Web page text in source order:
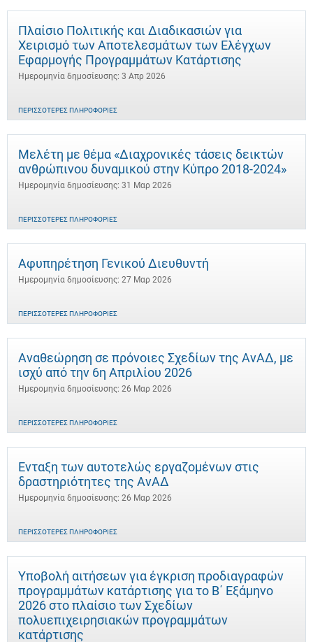
Πλαίσιο Πολιτικής και Διαδικασιών για
Χειρισμό των Αποτελεσμάτων των Ελέγχων
Εφαρμογής Προγραμμάτων Κατάρτισης
Ημερομηνία δημοσίευσης: 3 Απρ 2026
ΠΕΡΙΣΣΌΤΕΡΕΣ ΠΛΗΡΟΦΟΡΊΕΣ
Μελέτη με θέμα «Διαχρονικές τάσεις δεικτών
ανθρώπινου δυναμικού στην Κύπρο 2018-2024»
Ημερομηνία δημοσίευσης: 31 Μαρ 2026
ΠΕΡΙΣΣΌΤΕΡΕΣ ΠΛΗΡΟΦΟΡΊΕΣ
Αφυπηρέτηση Γενικού Διευθυντή
Ημερομηνία δημοσίευσης: 27 Μαρ 2026
ΠΕΡΙΣΣΌΤΕΡΕΣ ΠΛΗΡΟΦΟΡΊΕΣ
Αναθεώρηση σε πρόνοιες Σχεδίων της ΑνΑΔ, με
ισχύ από την 6η Απριλίου 2026
Ημερομηνία δημοσίευσης: 26 Μαρ 2026
ΠΕΡΙΣΣΌΤΕΡΕΣ ΠΛΗΡΟΦΟΡΊΕΣ
Ένταξη των αυτοτελώς εργαζομένων στις
δραστηριότητες της ΑνΑΔ
Ημερομηνία δημοσίευσης: 26 Μαρ 2026
ΠΕΡΙΣΣΌΤΕΡΕΣ ΠΛΗΡΟΦΟΡΊΕΣ
Υποβολή αιτήσεων για έγκριση προδιαγραφών
προγραμμάτων κατάρτισης για το Β΄ Εξάμηνο
2026 στο πλαίσιο των Σχεδίων
πολυεπιχειρησιακών προγραμμάτων
κατάρτισης